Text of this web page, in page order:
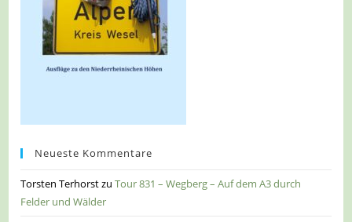
Neueste Kommentare
Torsten TerhorstzuTour 831 – Wegberg – Auf dem A3 durch
Felder und Wälder